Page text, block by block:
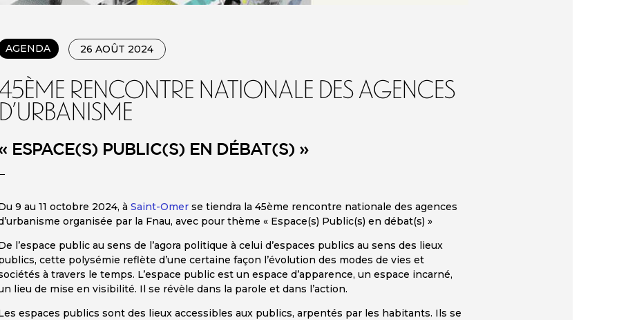
AGENDA 26 AOÛT 2024
rencontre nationale des agences
ESPACE(S) PUBLIC(S) EN DÉBAT(S) »
9 au 11 octobre 2024, àSaint-Omer se tiendra la 45ème rencontre nationale des agences
organisée par la Fnau, avec pour thème « Espace(s) Public(s) en débat(s) »
l’espace public au sens de l’agora politique à celui d’espaces publics au sens des lieux
cette polysémie reflète d’une certaine façon l’évolution des modes de vies et
à travers le temps. L’espace public est un espace d’apparence, un espace incarné,
lieu de mise en visibilité. Il se révèle dans la parole et dans l’action.
espaces publics sont des lieux accessibles aux publics, arpentés par les habitants. Ils se